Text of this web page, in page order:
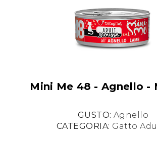
Mini Me 48 - Agnello -
GUSTO: Agnello
CATEGORIA: Gatto